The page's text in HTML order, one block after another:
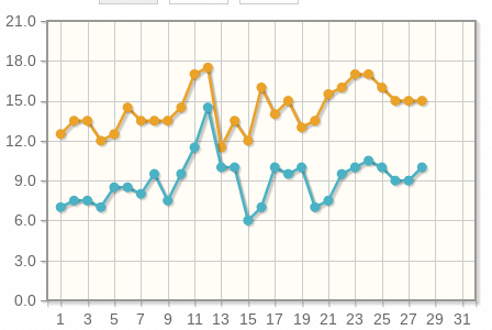
1 3 5 7 9 11 13 15 17 19 21 23 25 27 29 31
0.0
3.0
6.0
9.0
12.0
15.0
18.0
21.0